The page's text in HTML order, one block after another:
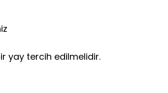
yay tercih edilmelidir.